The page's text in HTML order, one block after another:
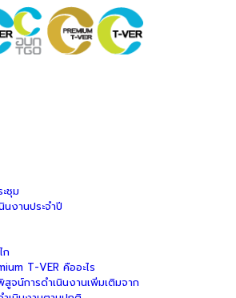
ชุม
นงานประจำปี
ก
T-VER คืออะไร
สูจน์การดำเนินงานเพิ่มเติมจาก